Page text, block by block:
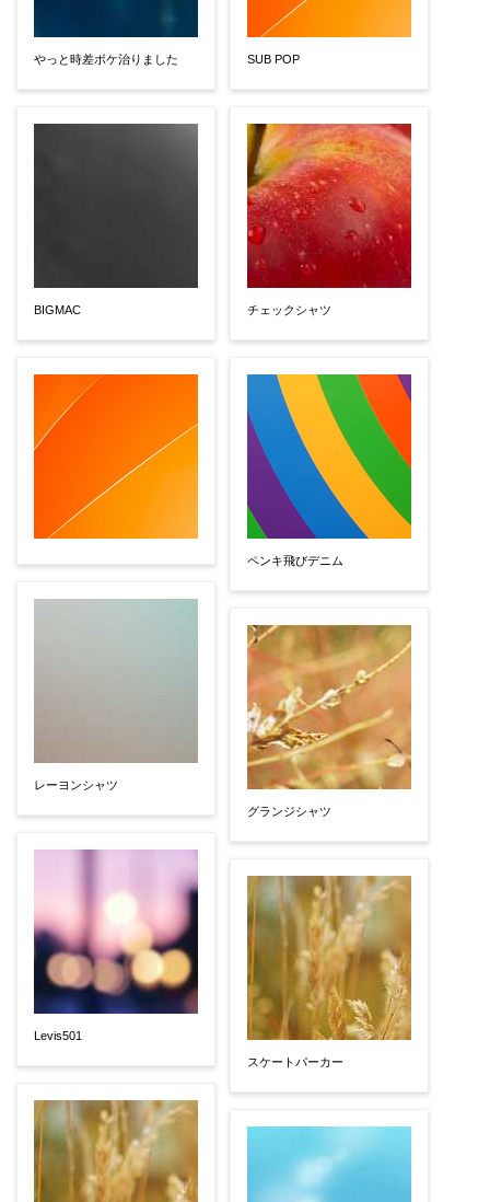
やっと時差ボケ治りました
BIGMAC
レーヨンシャツ
Levis501
SUB POP
チェックシャツ
ペンキ飛びデニム
グランジシャツ
スケートパーカー